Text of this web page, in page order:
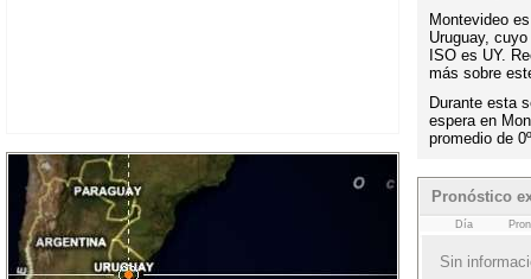
Montevideo
Uruguay,
ISO es UY.
más sobre
Durante esta
espera en
promedio de
Pronóstico
Día
Sin